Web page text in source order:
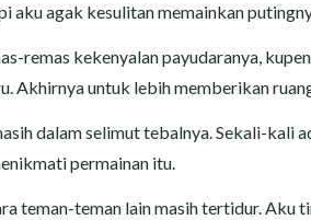
aku agak kesulitan memainkan
remas kekenyalan payudaranya,
Akhirnya untuk lebih memberikan
dalam selimut tebalnya. Sekali-kali
permainan itu.
teman-teman lain masih tertidur. Aku